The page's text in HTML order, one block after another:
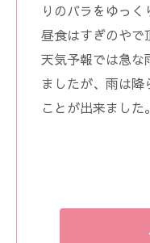
りのバラをゆっく
昼食はすぎのやで
天気予報では急な
ましたが、雨は降
ことが出来ました。